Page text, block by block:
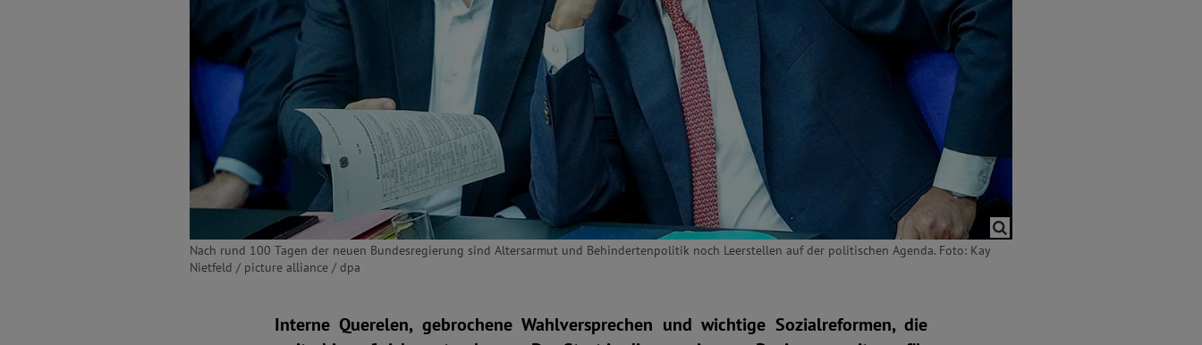
Nach rund 100 Tagen der neuen Bundesregierung sind Altersarmut und Behindertenpolitik noch Leerstellen auf der politischen Agenda. Foto: Kay
Nietfeld / picture alliance / dpa
Interne Querelen, gebrochene Wahlversprechen und wichtige Sozialreformen, die